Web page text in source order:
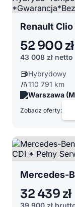
52 900 zł
43 008 zł netto
Hybrydowy
110 791 km
Warszawa
Zobacz oferty:
32 439 zł
39 900 zł